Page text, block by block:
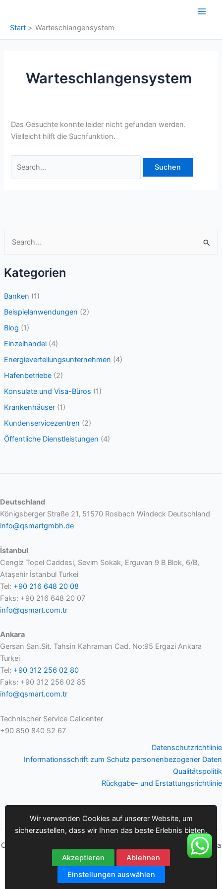
springen
Start Warteschlangensystem
h
e
n
:
Kategorien
Banken (1)
Beispielanwendungen (2)
Blog (1)
Einzelhandel(4)
Energieverteilungsunternehmen (4)
Hafenbetriebe(2)
Konsulate und Visa-Büros (1)
Krankenhäuser(1)
Kundenservicezentren (2)
Öffentliche Dienstleistungen (4)
Warteschlangensystem
Das Gesuchte konnte leider nicht gefunden werden.
Vielleicht hilft die Suchfunktion.
nach:
Deutschland
Königsberger Straße 21, 51570 Rosbach Windeck Deutschland
info@qsmartgmbh.de
İstanbul
Cengiz Topel Caddesi, Sevim Sokak, Erguvan 9 B Blok, 6/B,
Ataşehir İstanbul Turkei
Tel: +90 216 648 20 08
Faks: +90 216 648 20 07
info@qsmart.com.tr
Ankara
Gersan San.Sit. Tahsin Kahraman Cad. No:95 Ergazi Ankara
Turkei
Tel: +90 312 256 02 80
Faks: +90 312 256 02 85
info@qsmart.com.tr
Technischer Service Callcenter
+90 850 840 52 67
Datenschutzrichtlinie
Informationsschrift zum Schutz personenbezogener Daten
Qualitätspolitik
Rückgabe- und Erstattungsrichtlinie
Copyright © 2026 Q-smart | Q-smart Aufrufanlagen Gmbh / Bifra
Muhendislik Ltd.Sti.
Wir verwenden Cookies auf unserer Website, um
sicherzustellen, dass wir Ihnen das beste Erlebnis bieten.
Akzeptieren
Ablehnen
Einstellungen auswählen